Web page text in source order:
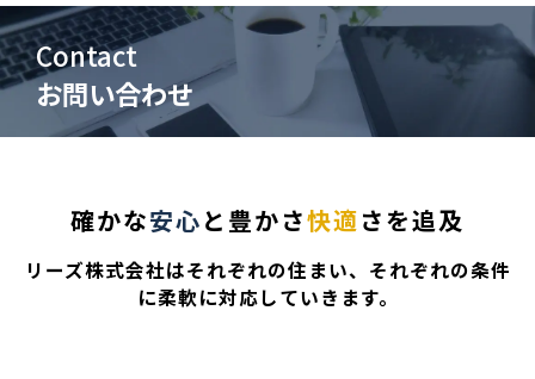
Contact
お問い合わせ
確かな安心と豊かさ快適さを追及
リーズ株式会社はそれぞれの住まい、それぞれの条件
に柔軟に対応していきます。